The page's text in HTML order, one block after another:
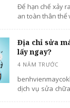
Để hạn chế xảy
an toàn thân thể
Địa chỉ sửa
lấy ngay?
dịch vụ sửa